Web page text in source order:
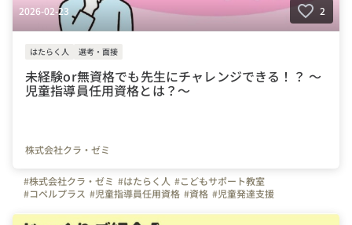
2026-02-23 2
はたらく人 選考・面接
未経験or無資格でも先生にチャレンジできる！？ ～
児童指導員任用資格とは？～
株式会社クラ・ゼミ
#株式会社クラ・ゼミ #はたらく人 #こどもサポート教室
#コペルプラス #児童指導員任用資格 #資格 #児童発達支援
#児童指導員 #個別療育